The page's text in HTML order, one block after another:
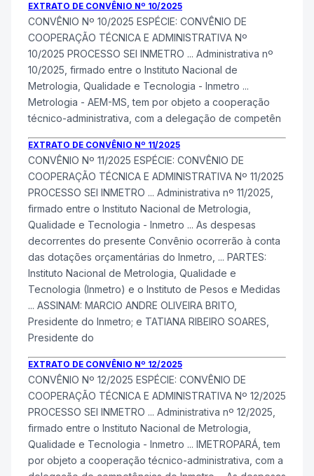
EXTRATO DE CONVÊNIO Nº 10/2025
CONVÊNIO Nº 10/2025 ESPÉCIE: CONVÊNIO DE
COOPERAÇÃO TÉCNICA E ADMINISTRATIVA Nº
10/2025 PROCESSO SEI INMETRO ... Administrativa nº
10/2025, firmado entre o Instituto Nacional de
Metrologia, Qualidade e Tecnologia - Inmetro ...
Metrologia - AEM-MS, tem por objeto a cooperação
técnico-administrativa, com a delegação de competên
EXTRATO DE CONVÊNIO Nº 11/2025
CONVÊNIO Nº 11/2025 ESPÉCIE: CONVÊNIO DE
COOPERAÇÃO TÉCNICA E ADMINISTRATIVA Nº 11/2025
PROCESSO SEI INMETRO ... Administrativa nº 11/2025,
firmado entre o Instituto Nacional de Metrologia,
Qualidade e Tecnologia - Inmetro ... As despesas
decorrentes do presente Convênio ocorrerão à conta
das dotações orçamentárias do Inmetro , ... PARTES:
Instituto Nacional de Metrologia, Qualidade e
Tecnologia (Inmetro) e o Instituto de Pesos e Medidas
... ASSINAM: MARCIO ANDRE OLIVEIRA BRITO,
Presidente do Inmetro; e TATIANA RIBEIRO SOARES,
Presidente do
EXTRATO DE CONVÊNIO Nº 12/2025
CONVÊNIO Nº 12/2025 ESPÉCIE: CONVÊNIO DE
COOPERAÇÃO TÉCNICA E ADMINISTRATIVA Nº 12/2025
PROCESSO SEI INMETRO ... Administrativa nº 12/2025,
firmado entre o Instituto Nacional de Metrologia,
Qualidade e Tecnologia - Inmetro ... IMETROPARÁ, tem
por objeto a cooperação técnico-administrativa, com a